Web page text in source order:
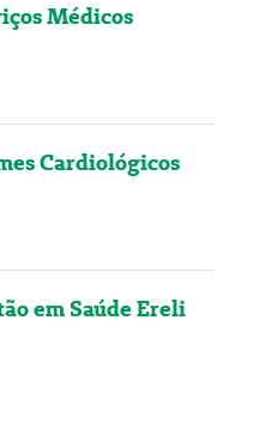
Médicos
Cardiológicos
em Saúde Ereli